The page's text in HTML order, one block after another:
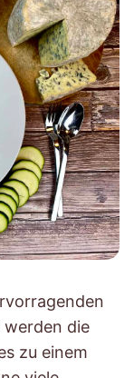
werden die
zu einem